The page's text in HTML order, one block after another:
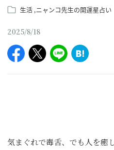
生活 ニャンコ先生の開運星占い
2025/8/18
気まぐれで毒舌、でも人を癒